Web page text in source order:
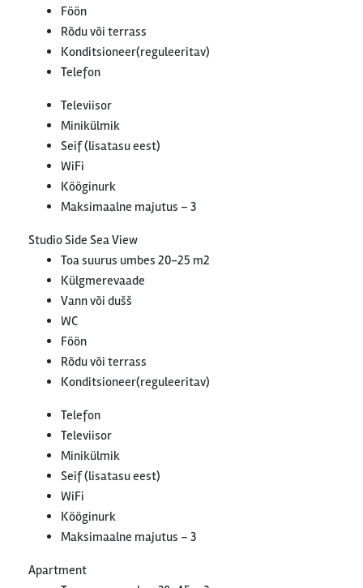
Föön
Rõdu või terrass
Konditsioneer(reguleeritav)
Telefon
Televiisor
Minikülmik
Seif (lisatasu eest)
WiFi
Kööginurk
Maksimaalne majutus – 3
Studio Side Sea View
Toa suurus umbes 20-25 m2
Külgmerevaade
Vann või dušš
WC
Föön
Rõdu või terrass
Konditsioneer(reguleeritav)
Telefon
Televiisor
Minikülmik
Seif (lisatasu eest)
WiFi
Kööginurk
Maksimaalne majutus – 3
Apartment